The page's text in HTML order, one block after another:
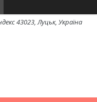
43023, Луцьк, Україна